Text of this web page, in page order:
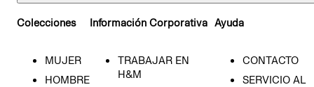
Colecciones
MUJER
HOMBRE
Información Corporativa
TRABAJAR EN
H&M
Ayuda
CONTACTO
SERVICIO AL